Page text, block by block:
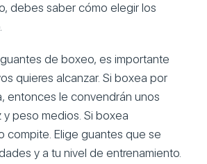
debes saber cómo elegir los
de boxeo, es importante
quieres alcanzar. Si boxea por
entonces le convendrán unos
peso medios. Si boxea
compite. Elige guantes que se
y a tu nivel de entrenamiento.